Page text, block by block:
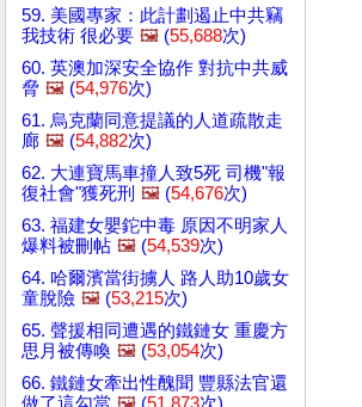
59. 美國專家：此計劃遏止中共竊
我技術 很必要 🖼️ (55,688次)
60. 英澳加深安全協作 對抗中共威
脅 🖼️ (54,976次)
61. 烏克蘭同意提議的人道疏散走
廊 🖼️ (54,882次)
62. 大連寶馬車撞人致5死 司機"報
復社會"獲死刑 🖼️ (54,676次)
63. 福建女嬰鉈中毒 原因不明家人
爆料被刪帖 🖼️ (54,539次)
64. 哈爾濱當街擄人 路人助10歲女
童脫險 🖼️ (53,215次)
65. 聲援相同遭遇的鐵鏈女 重慶方
思月被傳喚 🖼️ (53,054次)
66. 鐵鏈女牽出性醜聞 豐縣法官還
做了這勾當 🖼️ (51,873次)